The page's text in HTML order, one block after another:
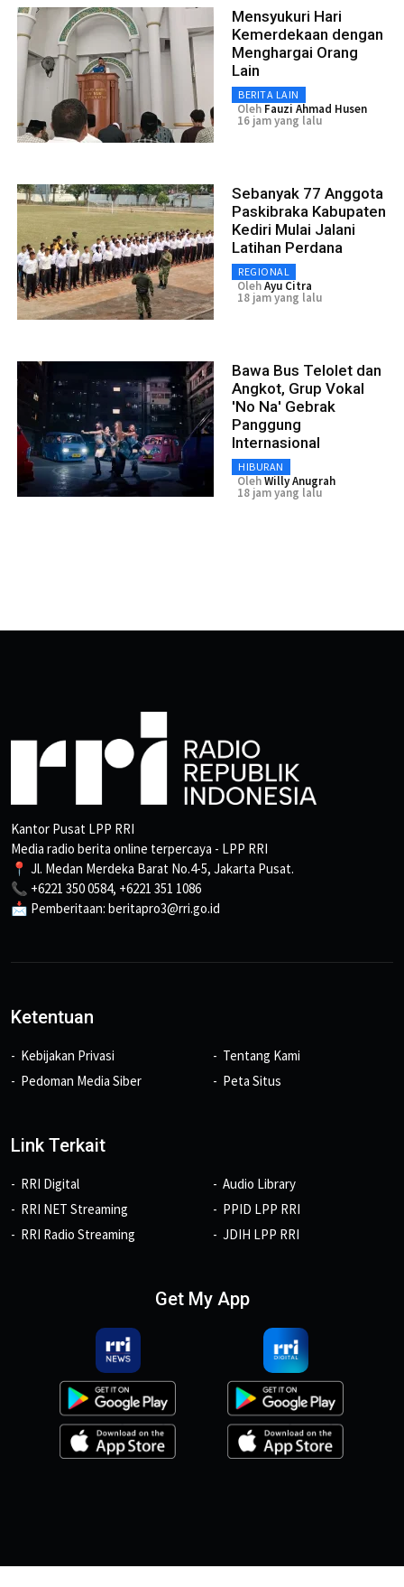
Mensyukuri Hari
Kemerdekaan dengan
Menghargai Orang
Lain
BERITA LAIN
Oleh Fauzi Ahmad Husen
16 jam yang lalu
Sebanyak 77 Anggota
Paskibraka Kabupaten
Kediri Mulai Jalani
Latihan Perdana
REGIONAL
OlehAyu Citra
18 jam yang lalu
Bawa Bus Telolet dan
Angkot, Grup Vokal
'No Na' Gebrak
Panggung
Internasional
HIBURAN
OlehWilly Anugrah
18 jam yang lalu
Kantor Pusat LPP RRI
Media radio berita online terpercaya - LPP RRI
📍 Jl. Medan Merdeka Barat No.4-5, Jakarta Pusat.
📞 +6221 350 0584, +6221 351 1086
📩 Pemberitaan: beritapro3@rri.go.id
Ketentuan
Kebijakan Privasi
Pedoman Media Siber
Tentang Kami
Peta Situs
Link Terkait
RRI Digital
RRI NET Streaming
RRI Radio Streaming
Audio Library
PPID LPP RRI
JDIH LPP RRI
Get My App